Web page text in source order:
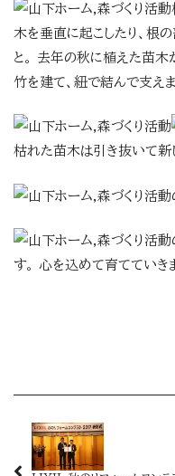
木を垂直に起こしたり、根
と。 去年の秋に植えた苗木
竹を建て、紐で結んで支えま
枯れた苗木は引き抜いて新
す。 心を込めて育てていきま